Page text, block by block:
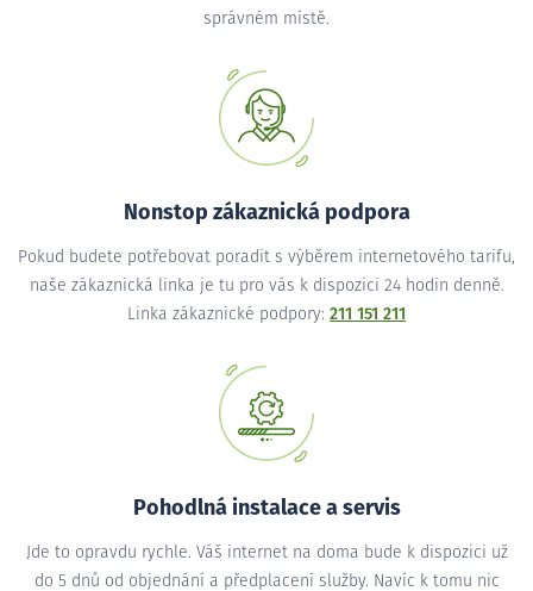
správném místě.
Nonstop zákaznická podpora
Pokud budete potřebovat poradit s výběrem internetového tarifu,
naše zákaznická linka je tu pro vás k dispozici 24 hodin denně.
Linka zákaznické podpory: 211 151 211
Pohodlná instalace a servis
Jde to opravdu rychle. Váš internet na doma bude k dispozici už
do 5 dnů od objednání a předplacení služby. Navíc k tomu nic